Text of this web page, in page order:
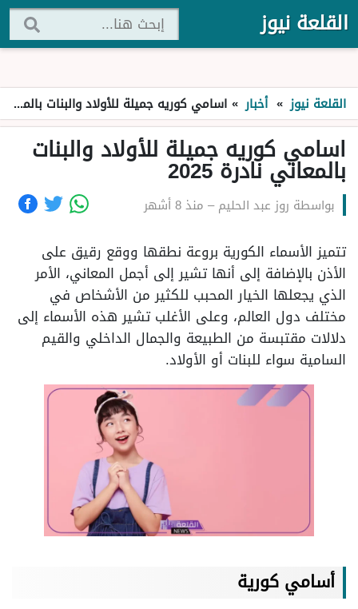
القلعة نيوز
القلعة نيوز » أخبار » اسامي كوريه جميلة للأولاد والبنات بالمعاني نادرة 2025
اسامي كوريه جميلة للأولاد والبنات
بالمعاني نادرة 2025
بواسطة روز عبد الحليم– منذ 8 أشهر
تتميز الأسماء الكورية بروعة نطقها ووقع رقيق على
الأذن بالإضافة إلى أنها تشير إلى أجمل المعاني، الأمر
الذي يجعلها الخيار المحبب للكثير من الأشخاص في
مختلف دول العالم، وعلى الأغلب تشير هذه الأسماء إلى
دلالات مقتبسة من الطبيعة والجمال الداخلي والقيم
السامية سواء للبنات أو الأولاد.
أسامي كورية